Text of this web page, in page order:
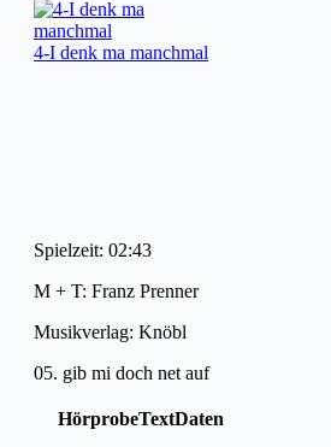
4-I denk ma manchmal
Spielzeit: 02:43
M + T: Franz Prenner
Musikverlag: Knöbl
05. gib mi doch net auf
HörprobeTextDaten